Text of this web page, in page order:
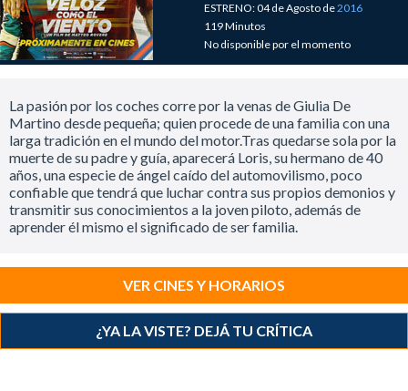
ESTRENO: 04 de Agosto de2016
119 Minutos
No disponible por el momento
La pasión por los coches corre por la venas de Giulia De
Martino desde pequeña; quien procede de una familia con una
larga tradición en el mundo del motor.Tras quedarse sola por la
muerte de su padre y guía, aparecerá Loris, su hermano de 40
años, una especie de ángel caído del automovilismo, poco
confiable que tendrá que luchar contra sus propios demonios y
transmitir sus conocimientos a la joven piloto, además de
aprender él mismo el significado de ser familia.
VER CINES Y HORARIOS
¿YA LA VISTE? DEJÁ TU CRÍTICA